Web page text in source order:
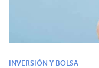
INVERSIÓN Y BOLSA